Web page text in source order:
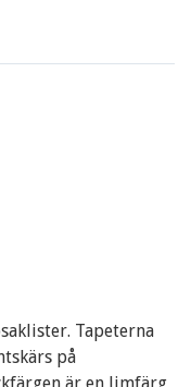
Tapeterna
på